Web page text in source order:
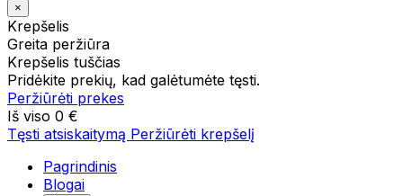
×
Krepšelis
Greita peržiūra
Krepšelis tuščias
Pridėkite prekių, kad galėtumėte tęsti.
Peržiūrėti prekes
Iš viso 0 €
Tęsti atsiskaitymą Peržiūrėti krepšelį
Pagrindinis
Blogai